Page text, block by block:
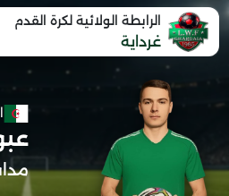
الرابطة الولائية لكرة القدم
غرداية